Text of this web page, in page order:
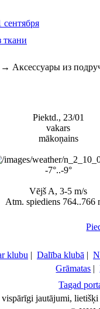
ткани
→ Аксессуары из
Piektd., 23/01
vakars
mākoņains
-7°..-9°
Vējš A, 3-5 m/s
Atm. spiediens 764..766
klubu | Dalība klubā |
Grāmatas |
Tagad
vispārīgi jautājumi,